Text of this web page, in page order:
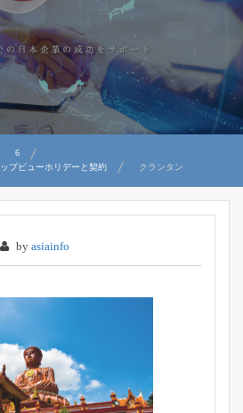
及び著作権について
6
プビューホリデーと契約
クランタン
by asiainfo